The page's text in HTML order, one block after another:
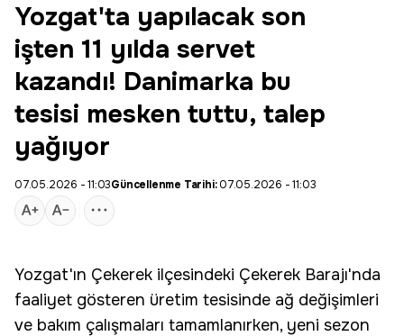
Yozgat'ta yapılacak son
işten 11 yılda servet
kazandı! Danimarka bu
tesisi mesken tuttu, talep
yağıyor
07.05.2026 - 11:03Güncellenme Tarihi:07.05.2026 - 11:03
Yozgat'ın Çekerek ilçesindeki Çekerek Barajı'nda
faaliyet gösteren üretim tesisinde ağ değişimleri
ve bakım çalışmaları tamamlanırken, yeni sezon